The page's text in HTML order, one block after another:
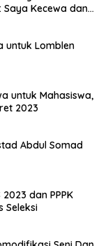
Kecewa dan
untuk Lomblen
untuk Mahasiswa,
2023
Abdul Somad
dan PPPK
Seleksi